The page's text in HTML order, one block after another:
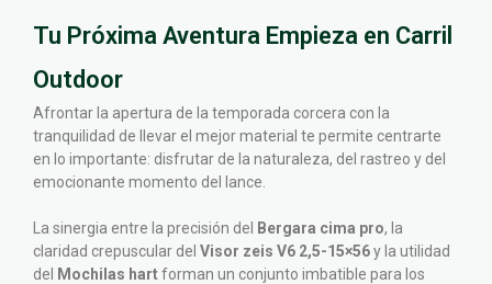
Tu Próxima Aventura Empieza en Carril
Outdoor
Afrontar la apertura de la temporada corcera con la
tranquilidad de llevar el mejor material te permite centrarte
en lo importante: disfrutar de la naturaleza, del rastreo y del
emocionante momento del lance.
La sinergia entre la precisión del Bergara cima pro, la
claridad crepuscular del Visor zeis V6 2,5-15×56y la utilidad
del
Mochilas hartforman un conjunto imbatible para los